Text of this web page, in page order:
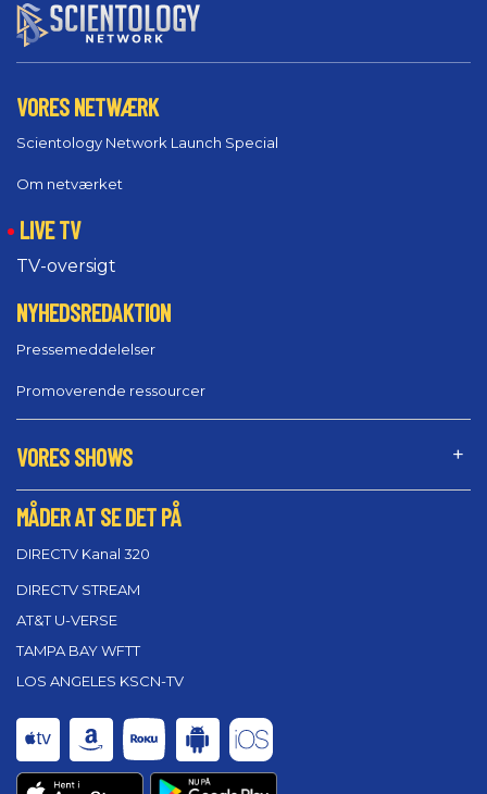
VORES NETWÆRK
Scientology Network Launch Special
Om netværket
LIVE TV
TV-oversigt
NYHEDSREDAKTION
Pressemeddelelser
Promoverende ressourcer
VORES SHOWS
MÅDER AT SE DET PÅ
DIRECTV Kanal 320
DIRECTV STREAM
AT&T U-VERSE
TAMPA BAY WFTT
LOS ANGELES KSCN-TV